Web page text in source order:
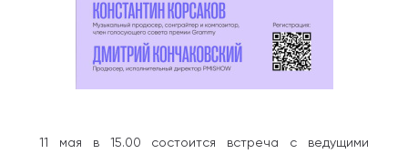
11 мая в 15.00 состоится встреча с ведущими